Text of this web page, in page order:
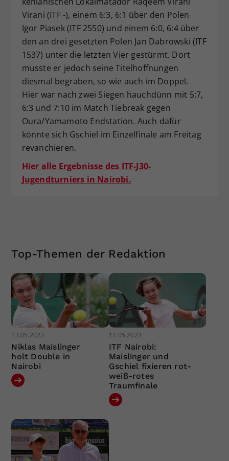
Virani (ITF -), einem 6:3, 6:1 über den Polen
Igor Piasek (ITF 2550) und einem 6:0, 6:4 über
den an drei gesetzten Polen Jan Dabrowski (ITF
1537) unter die letzten Vier gestürmt. Dort
musste er jedoch seine Titelhoffnungen
diesmal begraben, so wie auch im Doppel.
Hier war nach zwei Siegen hauchdünn mit 5:7,
6:3 und 7:10 im Match Tiebreak gegen
Oura/Yamamoto Endstation. Auch dafür
könnte sich Gschiel im Einzelfinale am Freitag
revanchieren.
Hier alle Ergebnisse des ITF-J30-
Jugendturniers in Nairobi.
Top-Themen der Redaktion
13.05.2023
Niklas Maislinger
holt Double in
Nairobi
11.05.2023
ITF Nairobi:
Maislinger und
Gschiel fixieren rot-
weiß-rotes
Traumfinale